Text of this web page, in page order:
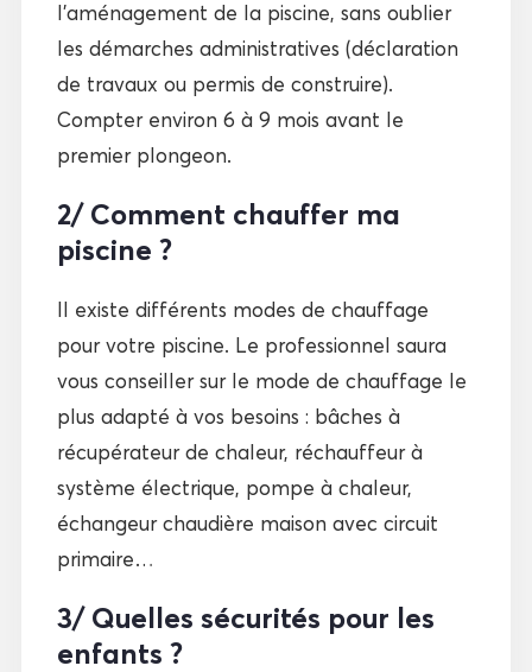
l’aménagement de la piscine, sans oublier
les démarches administratives (déclaration
de travaux ou permis de construire).
Compter environ 6 à 9 mois avant le
premier plongeon.
2/ Comment chauffer ma
piscine ?
Il existe différents modes de chauffage
pour votre piscine. Le professionnel saura
vous conseiller sur le mode de chauffage le
plus adapté à vos besoins : bâches à
récupérateur de chaleur, réchauffeur à
système électrique, pompe à chaleur,
échangeur chaudière maison avec circuit
primaire…
3/ Quelles sécurités pour les
enfants ?